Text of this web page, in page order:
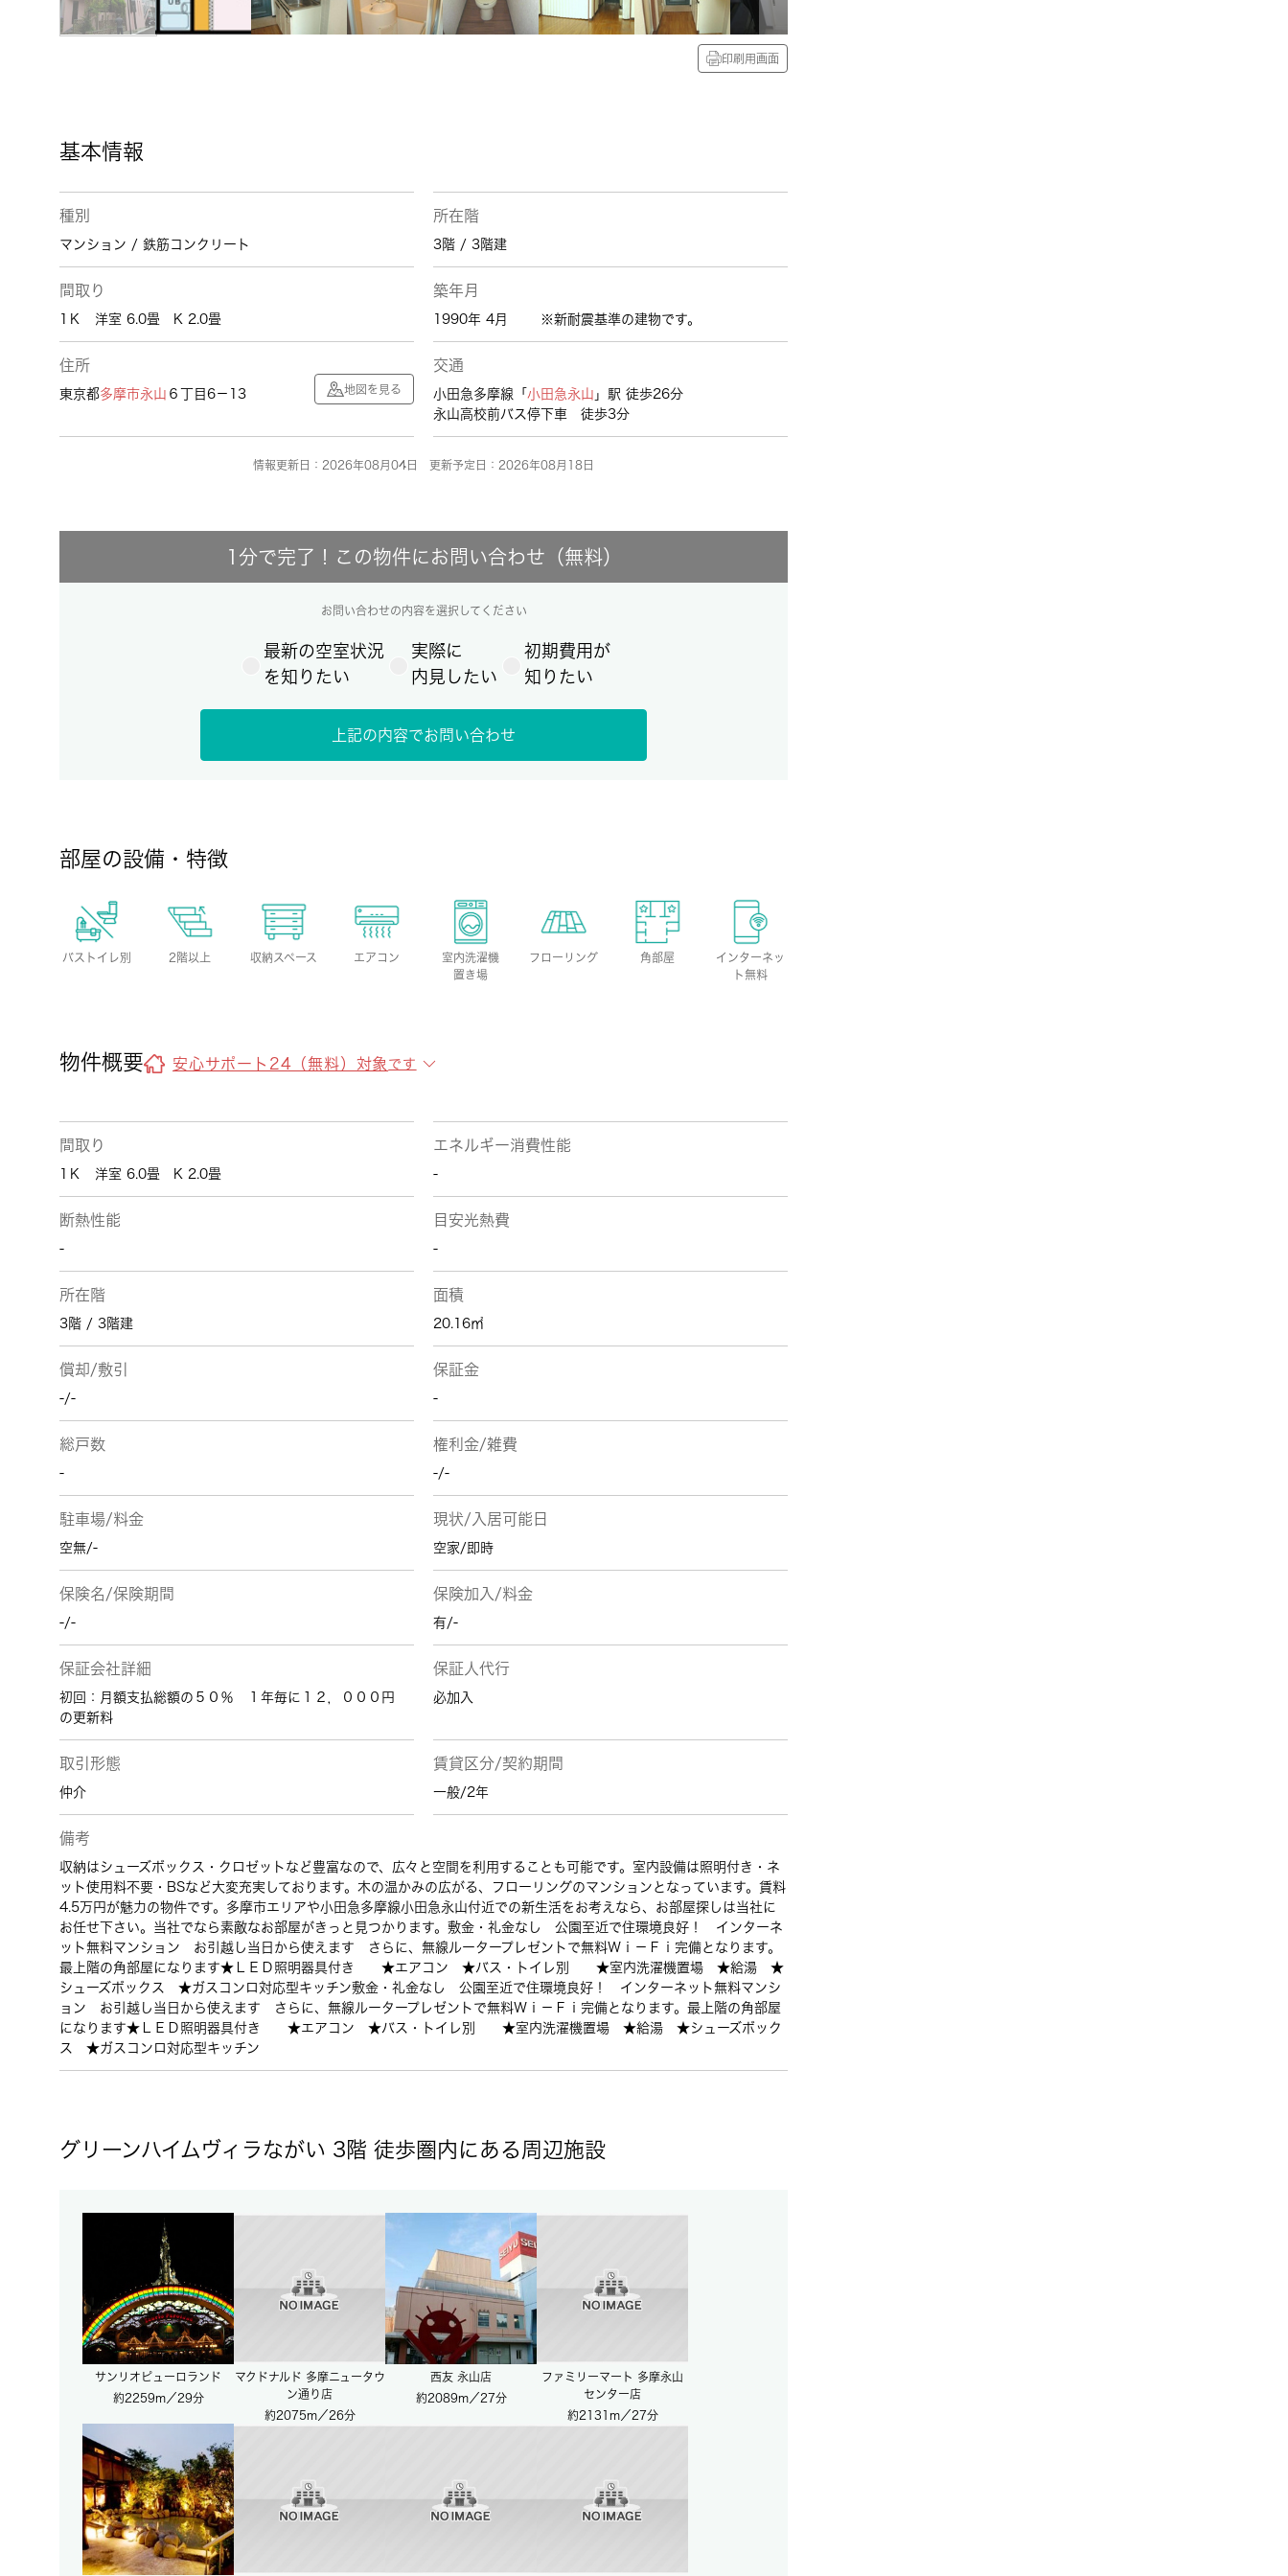
印刷用画面
基本情報
種別
マンション / 鉄筋コンクリート
所在階
3階 / 3階建
間取り
1Ｋ 洋室 6.0畳 K 2.0畳
築年月
1990年 4月 ※新耐震基準の建物です。
住所
東京都多摩市永山 ６丁目6－13 地図を見る
交通
小田急多摩線「 小田急永山 」駅 徒歩26分
永山高校前バス停下車 徒歩3分
情報更新日：2026年08月04日 更新予定日：2026年08月18日
1分で完了！この物件にお問い合わせ（無料）
お問い合わせの内容を選択してください
最新の空室状況
を知りたい
実際に
内見したい
初期費用が
知りたい
上記の内容でお問い合わせ
部屋の設備・特徴
バストイレ別 2階以上 収納スペース エアコン
室内洗濯機
置き場
フローリング 角部屋
インターネッ
ト無料
物件概要 安心サポート24（無料）対象 です
間取り
1Ｋ 洋室 6.0畳 K 2.0畳
エネルギー消費性能
-
断熱性能
-
目安光熱費
-
所在階
3階 / 3階建
面積
20.16㎡
償却/敷引
-/-
保証金
-
総戸数
-
権利金/雑費
-/-
駐車場/料金
空無/-
現状/入居可能日
空家/即時
保険名/保険期間
-/-
保険加入/料金
有/-
保証会社詳細
初回：月額支払総額の５０％ １年毎に１２，０００円
の更新料
保証人代行
必加入
取引形態
仲介
賃貸区分/契約期間
一般/2年
備考
収納はシューズボックス・クロゼットなど豊富なので、広々と空間を利用することも可能です。室内設備は照明付き・ネ
ット使用料不要・BSなど大変充実しております。木の温かみの広がる、フローリングのマンションとなっています。賃料
4.5万円が魅力の物件です。多摩市エリアや小田急多摩線小田急永山付近での新生活をお考えなら、お部屋探しは当社に
お任せ下さい。当社でなら素敵なお部屋がきっと見つかります。敷金・礼金なし 公園至近で住環境良好！ インターネ
ット無料マンション お引越し当日から使えます さらに、無線ルータープレゼントで無料Ｗｉ－Ｆｉ完備となります。
最上階の角部屋になります★ＬＥＤ照明器具付き ★エアコン ★バス・トイレ別 ★室内洗濯機置場 ★給湯 ★
シューズボックス ★ガスコンロ対応型キッチン敷金・礼金なし 公園至近で住環境良好！ インターネット無料マンシ
ョン お引越し当日から使えます さらに、無線ルータープレゼントで無料Ｗｉ－Ｆｉ完備となります。最上階の角部屋
になります★ＬＥＤ照明器具付き ★エアコン ★バス・トイレ別 ★室内洗濯機置場 ★給湯 ★シューズボック
ス ★ガスコンロ対応型キッチン
グリーンハイムヴィラながい 3階 徒歩圏内にある周辺施設
サンリオピューロランド
約2259m／29分
マクドナルド 多摩ニュータウ
ン通り店
約2075m／26分
西友 永山店
約2089m／27分
ファミリーマート 多摩永山
センター店
約2131m／27分